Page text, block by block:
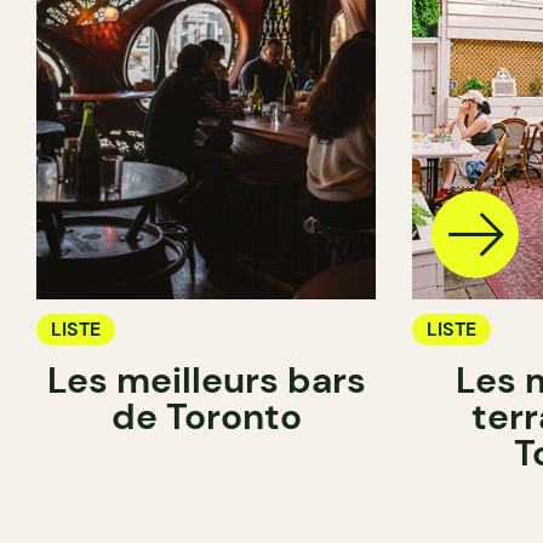
LISTE
Les meilleurs bars
de Toronto
LISTE
Les